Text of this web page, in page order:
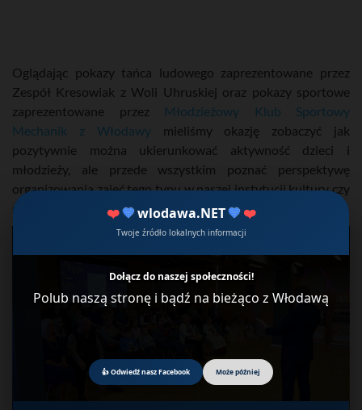
❤️ 💙wlodawa.NET💙❤️
Twoje źródło lokalnych informacji
Dołącz do naszej społeczności!
Polub naszą stronę i bądź na bieżąco z Włodawą
👍 Odwiedź nasz Facebook Może później
Oglądając pokazy tańca ludowego zaprezentowane przez
Zespół Kresowiak z Woli Uhruskiej oraz pokazy sportowe
zaprezentowane przezMłodzieżowy Klub Sportowy
Mechanik z Włodawymieliśmy okazję zobaczyć jak
pozytywnie można ukierunkować aktywność dzieci i
młodzieży, ale przede wszystkim poznać perspektywę
organizowania zajęć tego typu w naszej instytucji kultury czy
szkole.